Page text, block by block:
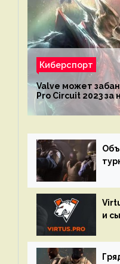
Киберспорт
Valve может
Pro Circuit 2023 за
и